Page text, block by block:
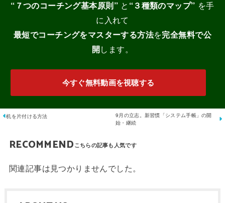
“７つのコーチング基本原則”と “３種類のマップ” を手
に入れて
最短でコーチングをマスターする方法を完全無料で公
開します。
今すぐ無料動画を視聴する
机を片付ける方法
9月の立志。新習慣「システム手帳」の開
始・継続
RECOMMEND
関連記事は見つかりませんでした。